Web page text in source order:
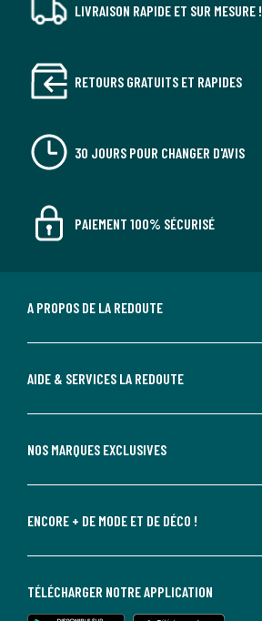
LIVRAISON RAPIDE ET SUR MESURE !
RETOURS GRATUITS ET RAPIDES
30 JOURS POUR CHANGER D'AVIS
PAIEMENT 100% SÉCURISÉ
A PROPOS DE LA REDOUTE
AIDE & SERVICES LA REDOUTE
NOS MARQUES EXCLUSIVES
ENCORE + DE MODE ET DE DÉCO !
TÉLÉCHARGER NOTRE APPLICATION